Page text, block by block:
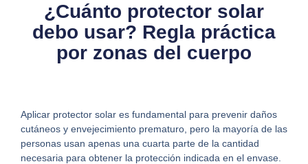
¿Cuánto protector solar
debo usar? Regla práctica
por zonas del cuerpo
Aplicar protector solar es fundamental para prevenir daños
cutáneos y envejecimiento prematuro, pero la mayoría de las
personas usan apenas una cuarta parte de la cantidad
necesaria para obtener la protección indicada en el envase.